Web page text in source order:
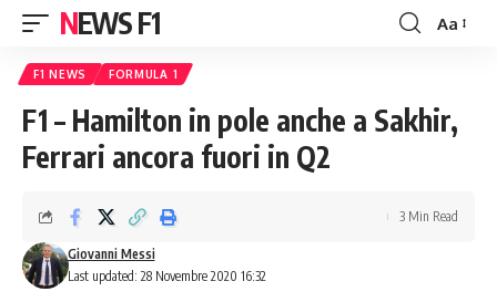
NEWS F1
Font
Aa
F1 NEWS FORMULA 1
F1 – Hamilton in pole anche a Sakhir,
Ferrari ancora fuori in Q2
Last updated: 28 Novembre 2020 16:32
Giovanni Messi
3 Min Read